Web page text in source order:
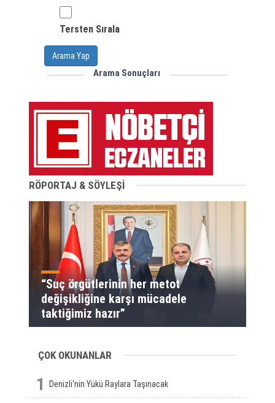
Tersten Sırala
Arama Yap
Arama Sonuçları
RÖPORTAJ & SÖYLEŞİ
“Suç örgütlerinin her metot
değişikliğine karşı mücadele
taktiğimiz hazır”
ÇOK OKUNANLAR
1 Denizli'nin Yükü Raylara Taşınacak